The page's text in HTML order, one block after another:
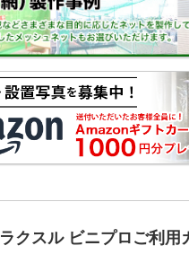
ラクスル ビニプロご利用